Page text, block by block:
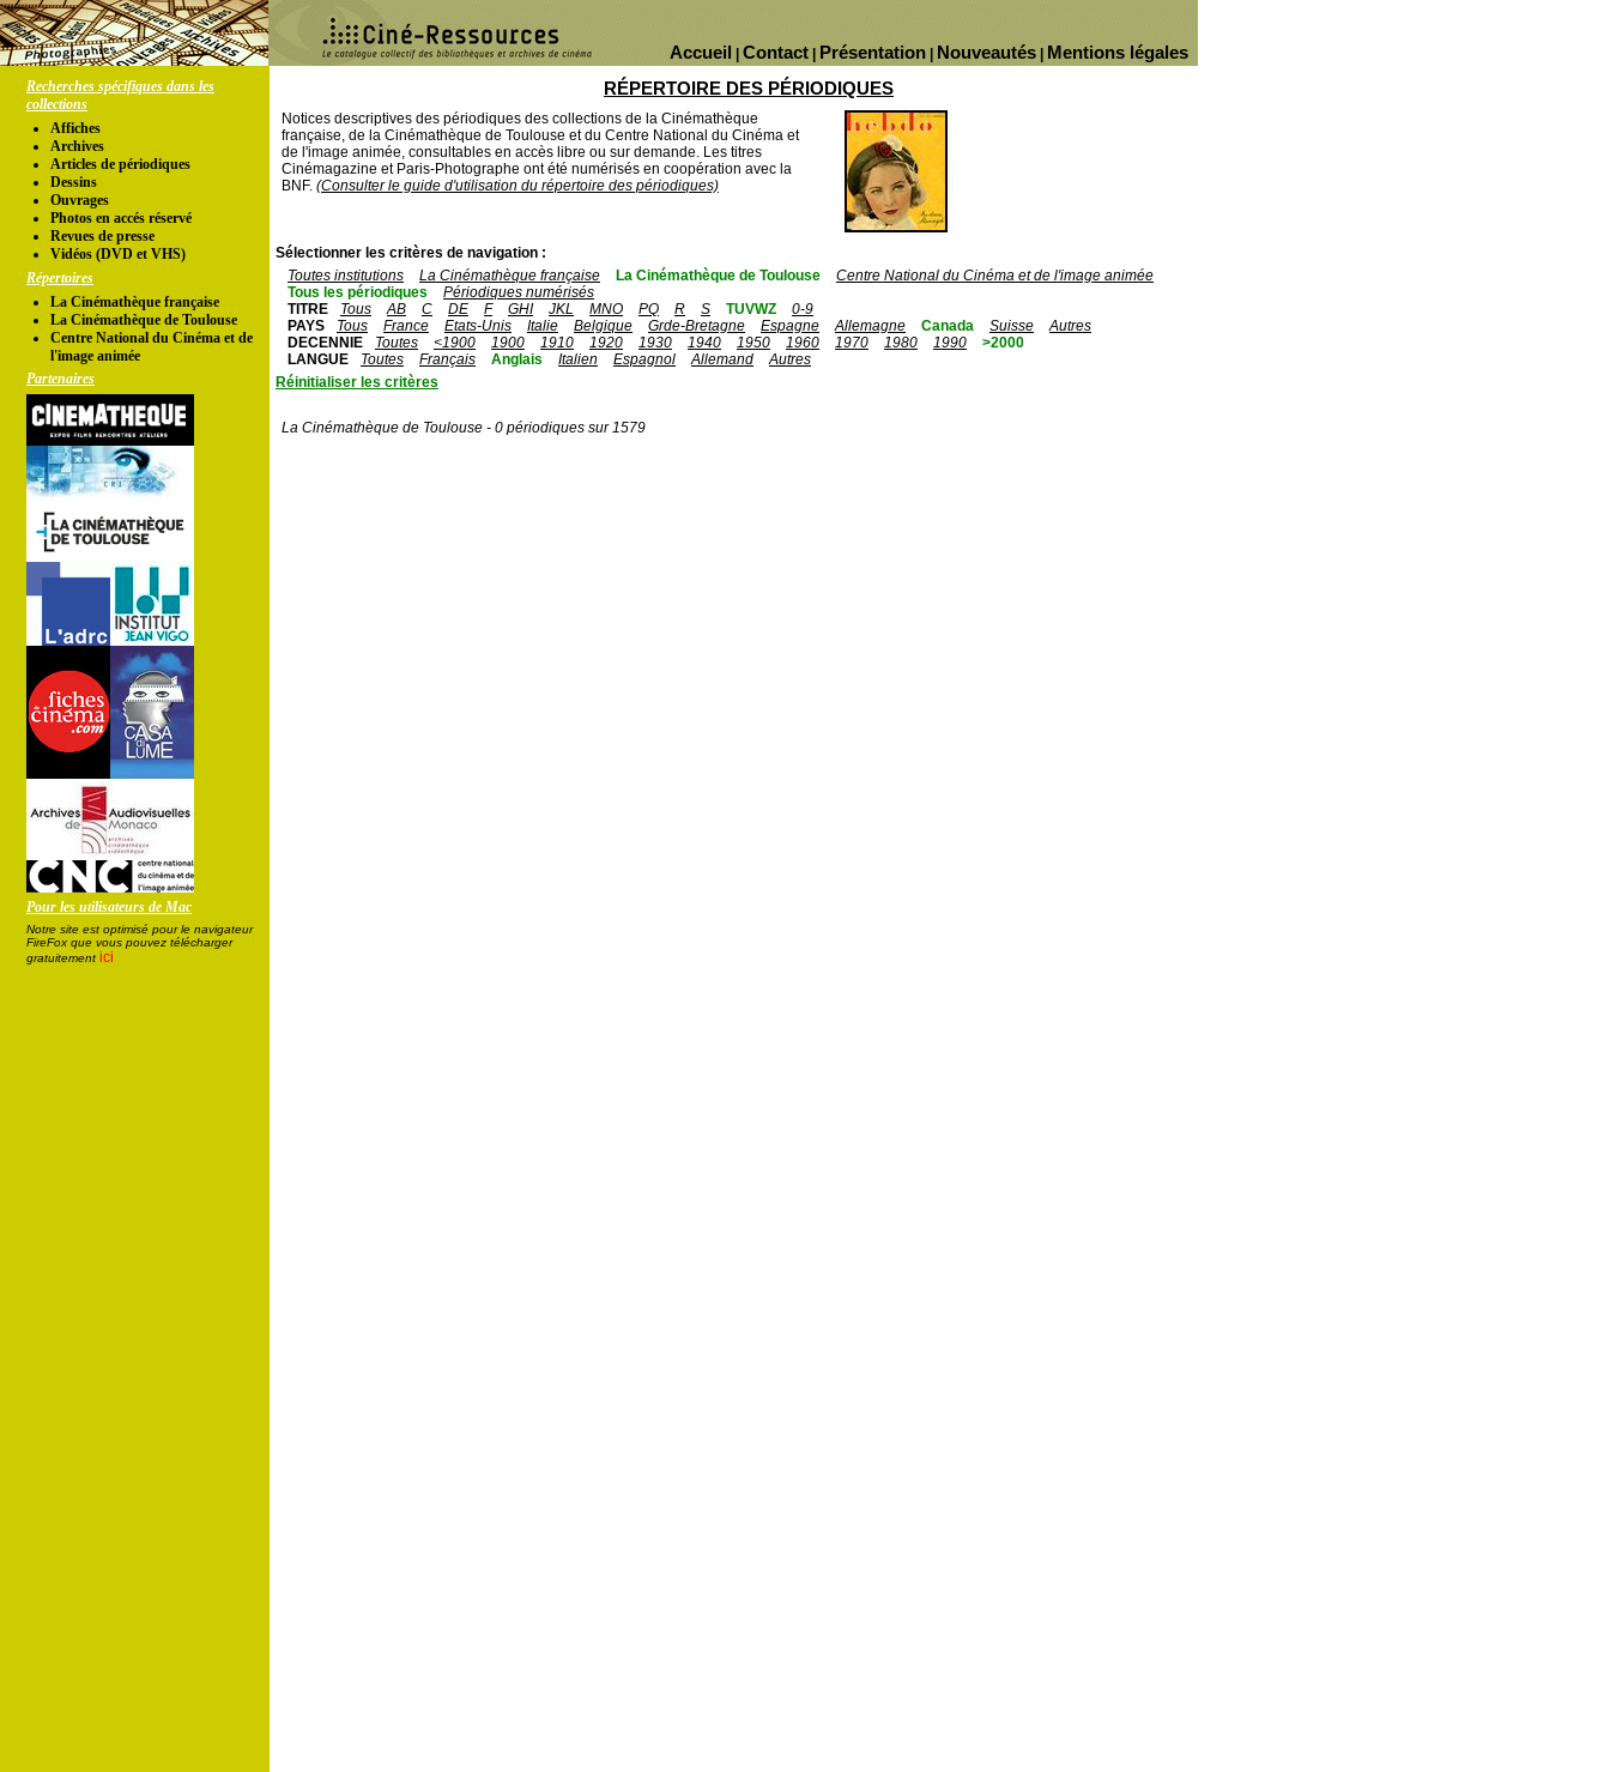
Mentions légales
Nouveautés
Présentation
Contact
Accueil
Recherches spécifiques dans les
collections
Affiches
Archives
Articles de périodiques
Dessins
Ouvrages
Photos en accés réservé
Revues de presse
Vidéos (DVD et VHS)
Répertoires
La Cinémathèque française
La Cinémathèque de Toulouse
Centre National du Cinéma et de
l'image animée
Partenaires
Pour les utilisateurs de Mac
Notre site est optimisé pour le navigateur
FireFox que vous pouvez télécharger
gratuitement ici
RÉPERTOIRE DES PÉRIODIQUES
Notices descriptives des périodiques des collections de la Cinémathèque
française, de la Cinémathèque de Toulouse et du Centre National du Cinéma et
de l'image animée, consultables en accès libre ou sur demande. Les titres
Cinémagazine et Paris-Photographe ont été numérisés en coopération avec la
BNF. (Consulter le guide d'utilisation du répertoire des périodiques)
Sélectionner les critères de navigation :
Toutes institutions
La Cinémathèque française La Cinémathèque de Toulouse
Centre National du Cinéma et de l'image animée
Tous les périodiques
Périodiques numérisés
TITRE
Tous AB C DE F GHI JKL MNO PQ R S TUVWZ
0-9
PAYS
Tous France Etats-Unis Italie Belgique Grde-Bretagne Espagne Allemagne Canada Suisse
Autres
DECENNIE
Toutes <1900 1900 1910 1920 1930 1940 1950 1960 1970 1980 1990
>2000
LANGUE
Toutes Français Anglais Italien Espagnol Allemand
Autres
Réinitialiser les critères
La Cinémathèque de Toulouse - 0 périodiques sur 1579